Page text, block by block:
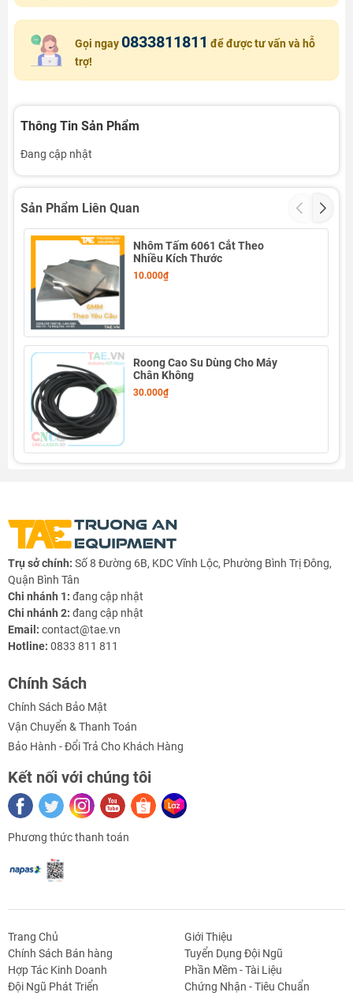
Định
Tải
Linh Kiện Siết -
Nối
Dụng Cụ Cầm
Tay
Máy Công Cụ
Gọi ngay 0833811811 để được tư vấn và hỗ
trợ!
Thông Tin Sản Phẩm
Đang cập nhật
Sản Phẩm Liên Quan
Nhôm Tấm 6061 Cắt Theo
Nhiều Kích Thước
10.000₫
Roong Cao Su Dùng Cho Máy
Chân Không
30.000₫
Trụ sở chính: Số 8 Đường 6B, KDC Vĩnh Lộc, Phường Bình Trị Đông,
Quận Bình Tân
Chi nhánh 1: đang cập nhật
Chi nhánh 2: đang cập nhật
Email: contact@tae.vn
Hotline: 0833 811 811
Chính Sách
Chính Sách Bảo Mật
Vận Chuyển & Thanh Toán
Bảo Hành - Đổi Trả Cho Khách Hàng
Kết nối với chúng tôi
Phương thức thanh toán
Trang Chủ
Giới Thiệu
Chính Sách Bán hàng
Tuyển Dụng Đội Ngũ
Hợp Tác Kinh Doanh
Phần Mềm - Tài Liệu
Đội Ngũ Phát Triển
Chứng Nhận - Tiêu Chuẩn